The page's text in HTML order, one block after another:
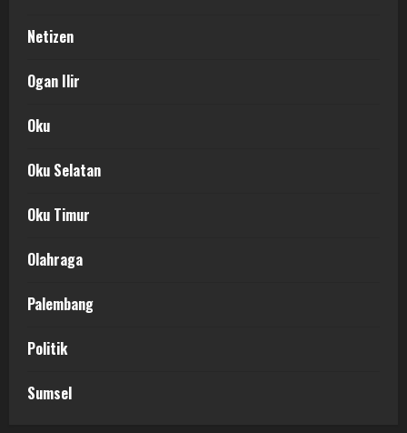
Netizen
Ogan Ilir
Oku
Oku Selatan
Oku Timur
Olahraga
Palembang
Politik
Sumsel